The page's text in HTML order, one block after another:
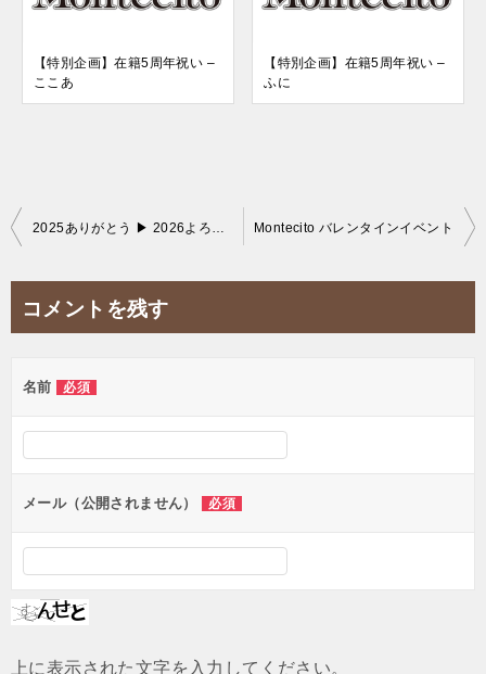
【特別企画】在籍5周年祝い –
ここあ
【特別企画】在籍5周年祝い –
ふに
投
ビ
ー
シ
ン
2025ありがとう ▶ 2026よろしく Montecito バレンタインイベント
コメントを残す
名前 必須
メール（公開されません） 必須
上に表示された文字を入力してください。